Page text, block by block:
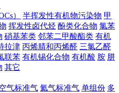
）
半挥发性有机物污染物 甲
挥发性卤代烃 酚类化合物 氯苯
硝基苯类 邻苯二甲酸酯类 有机
拉津 丙烯腈和丙烯醛 三氯乙醛
联苯 有机锡化合物 有机酸 胺 肼
其它
气标准气 氦气标准气 单组份 多